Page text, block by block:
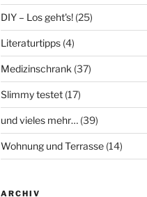
DIY – Los geht's!(25)
Literaturtipps(4)
Medizinschrank (37)
Slimmy testet(17)
und vieles mehr…(39)
Wohnung und Terrasse(14)
ARCHIV